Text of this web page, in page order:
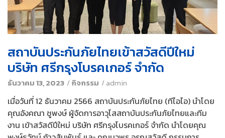
สถาบันประกันภัยไทยเข้าสวัสดีปีใหม่
บริษัท ศรีกรุงโบรคเกอร์ จำกัด
ธันวาคม 13, 2023 /กิจกรรม /admin
เมื่อวันที่ 12 ธันวาคม 2566 สถาบันประกันภัยไทย (ทีไอไอ) นำโดย
คุณอังคณา ชูพงษ์ ผู้จัดการอาวุโสสถาบันประกันภัยไทยและทีม
งาน เข้าสวัสดีปีใหม่ บริษัท ศรีกรุงโบรคเกอร์ จำกัด นำโดยคุณ